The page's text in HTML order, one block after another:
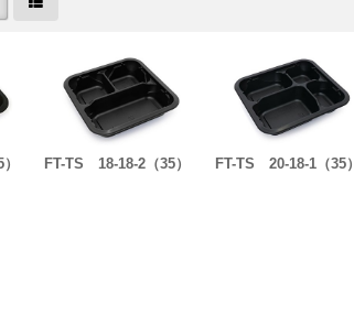
FT-TS 18-18-2（35） FT-TS 20-18-1（35）